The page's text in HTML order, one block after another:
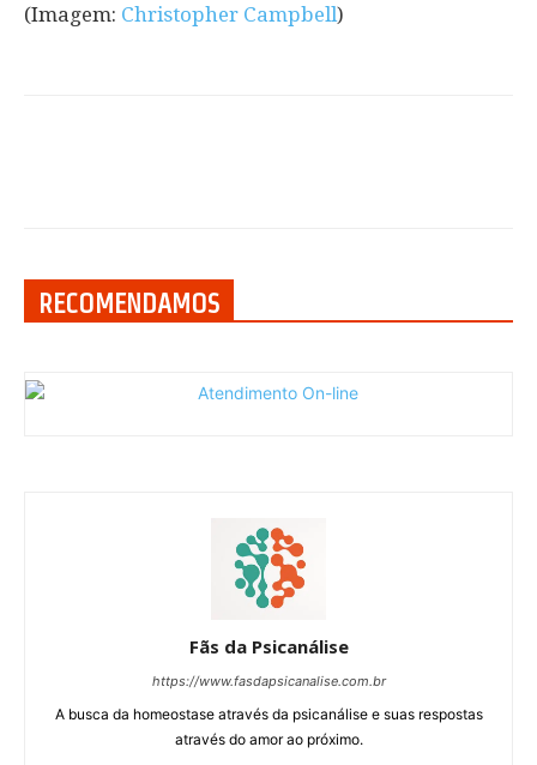
(Imagem: Christopher Campbell)
RECOMENDAMOS
Fãs da Psicanálise
https://www.fasdapsicanalise.com.br
A busca da homeostase através da psicanálise e suas respostas
através do amor ao próximo.